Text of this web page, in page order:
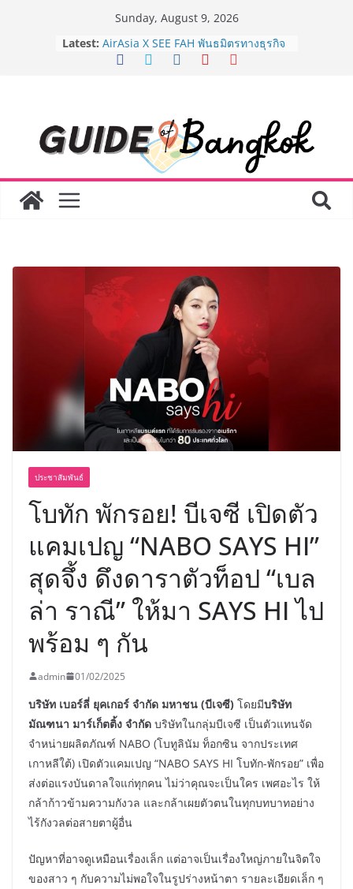
Sunday, August 9, 2026
Latest:
8.8 “ซูเลียน” รวมพลังนักธุรกิจทั่ว
ประเทศ จัดประชุมใหญ่แห่งปี พบ CEO
“ดร.ปิยะวัฒน์” ถ่ายทอดวิสัยทัศน์ธุรกิจ
อร่อย ยกเมนูระดับตำนาน “ข้าวหน้าไก่
ราชวงศ์” พุ่งทะยานสู่น่านฟ้า
BEDO เดินหน้าจัดกิจกรรมเจรจาธุรกิจ
“BIO TRADE CONNECT 2026” ยก
ระดับผลิตภัณฑ์ท้องถิ่นสู่ตลาดเชิง
ฉลองเซิร์ฟเวอร์ใหม่ เฮเลนา
Guangzhou Yinghao School เผยวิสัย
ทัศน์การศึกษาที่พร้อมรับอนาคต “เราไม่
ได้เตรียมนักเรียนเพียงเพื่อก้าวเข้าสู่
มหาวิทยาลัยเท่านั้น แต่ยังเตรียมพวก
เขาให้พร้อมเป็นผู้กำหนดอนาคต”
ประชาสัมพันธ์
โบทัก พักรอย! บีเจซี เปิดตัว
แคมเปญ “NABO SAYS HI”
สุดจึ้ง ดึงดาราตัวท็อป “เบล
ล่า ราณี” ให้มา SAYS HI ไป
พร้อม ๆ กัน
admin 01/02/2025
บริษัท เบอร์ลี่ ยุคเกอร์ จำกัด มหาชน (บีเจซี) โดยมีบริษัท
มัณฑนา มาร์เก็ตติ้ง จำกัด บริษัทในกลุ่มบีเจซี เป็นตัวแทนจัด
จำหน่ายผลิตภัณฑ์ NABO (โบทูลินัม ท็อกซิน จากประเทศ
เกาหลีใต้) เปิดตัวแคมเปญ “NABO SAYS HI โบทัก-พักรอย” เพื่อ
ส่งต่อแรงบันดาลใจแก่ทุกคน ไม่ว่าคุณจะเป็นใคร เพศอะไร ให้
กล้าก้าวข้ามความกังวล และกล้าเผยตัวตนในทุกบทบาทอย่าง
ไร้กังวลต่อสายตาผู้อื่น
ปัญหาที่อาจดูเหมือนเรื่องเล็ก แต่อาจเป็นเรื่องใหญ่ภายในจิตใจ
ของสาว ๆ กับความไม่พอใจในรูปร่างหน้าตา รายละเอียดเล็ก ๆ